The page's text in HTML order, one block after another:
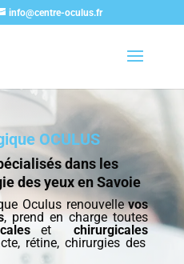
info@centre-oculus.fr
OCULUS
dans les
des yeux en Savoie
Oculus renouvellevos
, prend en charge toutes
etchirurgicales
rétine, chirurgies des